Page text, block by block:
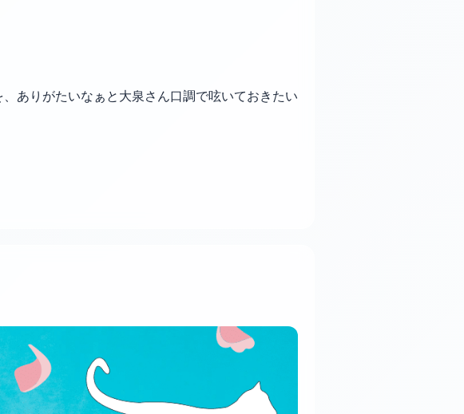
ありがたいなぁと大泉さん口調で呟いておきたい